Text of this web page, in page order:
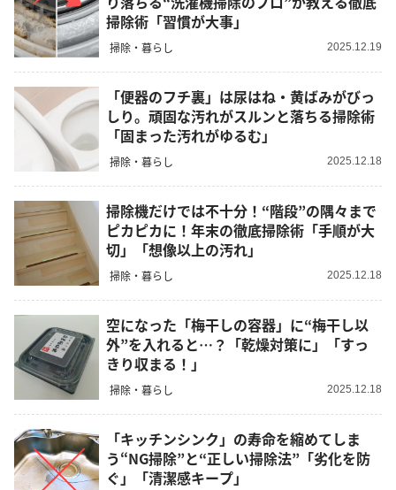
掃除術「習慣が大事」
掃除・暮らし 2025.12.19
「便器のフチ裏」は尿はね・黄ばみがびっ
しり。頑固な汚れがスルンと落ちる掃除術
「固まった汚れがゆるむ」
掃除・暮らし 2025.12.18
掃除機だけでは不十分！“階段”の隅々まで
ピカピカに！年末の徹底掃除術「手順が大
切」「想像以上の汚れ」
掃除・暮らし 2025.12.18
空になった「梅干しの容器」に“梅干し以
外”を入れると…？「乾燥対策に」「すっ
きり収まる！」
掃除・暮らし 2025.12.18
「キッチンシンク」の寿命を縮めてしま
う“NG掃除”と“正しい掃除法”「劣化を防
ぐ」「清潔感キープ」